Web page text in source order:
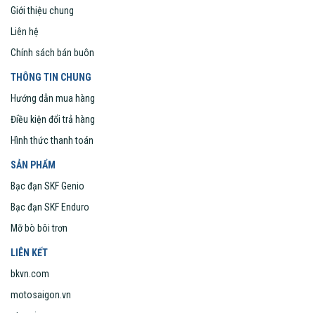
Giới thiệu chung
Liên hệ
Chính sách bán buôn
THÔNG TIN CHUNG
Hướng dẫn mua hàng
Điều kiện đổi trả hàng
Hình thức thanh toán
SẢN PHẨM
Bạc đạn SKF Genio
Bạc đạn SKF Enduro
Mỡ bò bôi trơn
LIÊN KẾT
bkvn.com
motosaigon.vn